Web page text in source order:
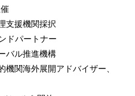
支援機関採択
ドパートナー
バル推進機構
関海外展開アドバイザー、